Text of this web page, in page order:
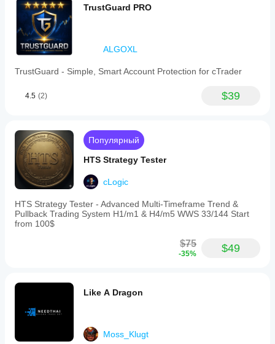
TrustGuard PRO
ALGOXL
TrustGuard - Simple, Smart Account Protection for cTrader
4.5 (2) $39
Популярный
HTS Strategy Tester
cLogic
HTS Strategy Tester - Advanced Multi-Timeframe Trend &
Pullback Trading System H1/m1 & H4/m5 WWS 33/144 Start
from 100$
$75
-35% $49
Like A Dragon
Moss_Klugt